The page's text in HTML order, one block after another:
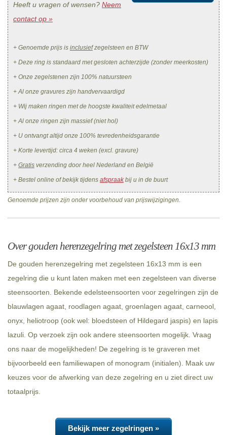
Heeft u vragen of wensen? Neem
contact op »
+ Genoemde prijs is inclusiefzegelsteen en BTW
+ Deze ring is standaard met gesloten achterzijde (zonder meerkosten)
+ Onze zegelstenen zijn 100% natuursteen
+ Al onze gravures zijn handvervaardigd
+ Wij maken ringen met de hoogste kwaliteit edelmetaal
+ Al onze ringen zijn massief (niet hol)
+ U ontvangt altijd onze 100% tevredenheidsgarantie
+ Korte levertijd: circa 4 weken (excl. gravure)
+ Gratis verzending door heel Nederland en België
+ Bestel online of bekijk tijdens afspraakbij u in de buurt
Genoemde prijzen zijn onder voorbehoud van prijswijzigingen.
Over gouden herenzegelring met zegelsteen 16x13 mm
De gouden herenzegelring met zegelsteen 16x13 mm is een
zegelring die u kunt laten maken met een zegelsteen van diverse
steensoorten. Bekende edelsteensoorten voor zegelringen zijn de
blauwlagen agaat, roodlagen agaat, groenlagen agaat, carneool,
onyx, heliotroop (ook wel: bloedsteen of Hildegard jaspis) en lapis
lazuli. Op verzoek zijn ook andere steensoorten mogelijk. Vraag
ons naar de mogelijkheden! De zegelring is te graveren met
bijvoorbeeld een familiewapen of monogram (initialen). Maak uw
keuzes voor de afwerking van deze zegelring en u ziet direct uw
totaalprijs.
Bekijk meer zegelringen »